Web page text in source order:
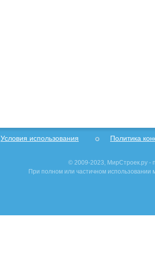
Условия использования Политика
© 2009-2023, МирСтроек.ру -
При полном или частичном использовании